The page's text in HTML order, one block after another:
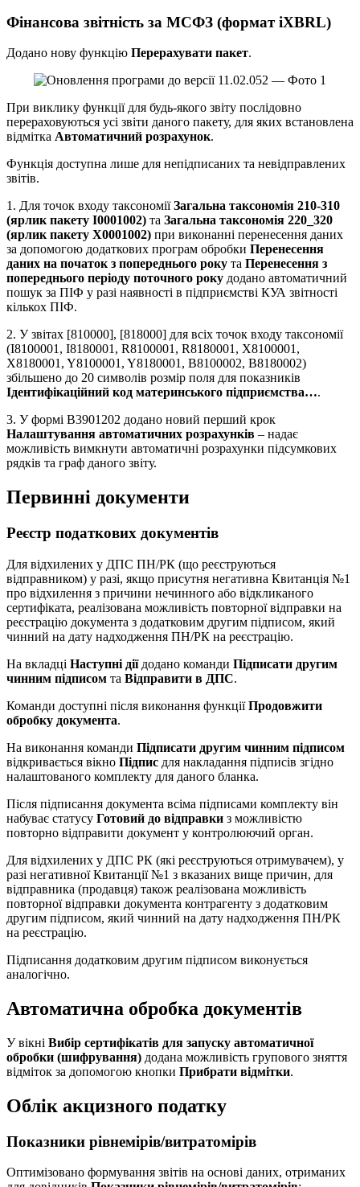
Фінансова звітність за МСФЗ (формат iXBRL)
Додано нову функцію Перерахувати пакет.
При виклику функції для будь-якого звіту послідовно
перераховуються усі звіти даного пакету, для яких встановлена
відмітка Автоматичний розрахунок.
Функція доступна лише для непідписаних та невідправлених
звітів.
1. Для точок входу таксономіїЗагальна таксономія 210-310
(ярлик пакету І0001002) та Загальна таксономія 220_320
(ярлик пакету Х0001002) при виконанні перенесення даних
за допомогою додаткових програм обробки Перенесення
даних на початок з попереднього року та Перенесення з
попереднього періоду поточного року додано автоматичний
пошук за ПІФ у разі наявності в підприємстві КУА звітності
кількох ПІФ.
2. У звітах [810000], [818000] для всіх точок входу таксономії
(I8100001, I8180001, R8100001, R8180001, X8100001,
X8180001, Y8100001, Y8180001, B8100002, B8180002)
збільшено до 20 символів розмір поля для показників
Ідентифікаційний код материнського підприємства….
3. У формі В3901202 додано новий перший крок
Налаштування автоматичних розрахунків – надає
можливість вимкнути автоматичні розрахунки підсумкових
рядків та граф даного звіту.
Первинні документи
Реєстр податкових документів
Для відхилених у ДПС ПН/РК (що реєструються
відправником) у разі, якщо присутня негативна Квитанція №1
про відхилення з причини нечинного або відкликаного
сертифіката, реалізована можливість повторної відправки на
реєстрацію документа з додатковим другим підписом, який
чинний на дату надходження ПН/РК на реєстрацію.
На вкладці Наступні діїдодано команди Підписати другим
чинним підписом та Відправити в ДПС.
Команди доступні після виконання функціїПродовжити
обробку документа.
На виконання команди Підписати другим чинним підписом
відкривається вікно Підпис для накладання підписів згідно
налаштованого комплекту для даного бланка.
Після підписання документа всіма підписами комплекту він
набуває статусу Готовий до відправки з можливістю
повторно відправити документ у контролюючий орган.
Для відхилених у ДПС РК (які реєструються отримувачем), у
разі негативної Квитанції №1 з вказаних вище причин, для
відправника (продавця) також реалізована можливість
повторної відправки документа контрагенту з додатковим
другим підписом, який чинний на дату надходження ПН/РК
на реєстрацію.
Підписання додатковим другим підписом виконується
аналогічно.
Автоматична обробка документів
У вікні Вибір сертифікатів для запуску автоматичної
обробки (шифрування) додана можливість групового зняття
відміток за допомогою кнопки Прибрати відмітки.
Облік акцизного податку
Показники рівнемірів/витратомірів
Оптимізовано формування звітів на основі даних, отриманих